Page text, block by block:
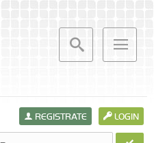
LOGIN
REGISTRATE